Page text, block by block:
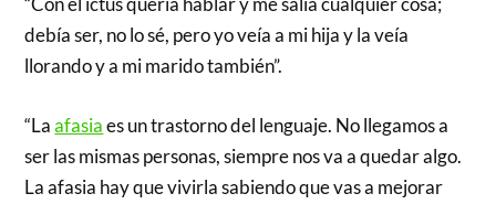
debía ser, no lo sé, pero yo veía a mi hija y la veía
llorando y a mi marido también”.
“Laafasiaes un trastorno del lenguaje. No llegamos a
ser las mismas personas, siempre nos va a quedar algo.
La afasia hay que vivirla sabiendo que vas a mejorar